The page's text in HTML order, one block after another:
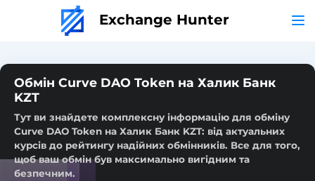
Exchange Hunter
Обмін Curve DAO Token на Халик Банк
KZT
Тут ви знайдете комплексну інформацію для обміну
Curve DAO Token на Халик Банк KZT: від актуальних
курсів до рейтингу надійних обмінників. Все для того,
щоб ваш обмін був максимально вигідним та
безпечним.